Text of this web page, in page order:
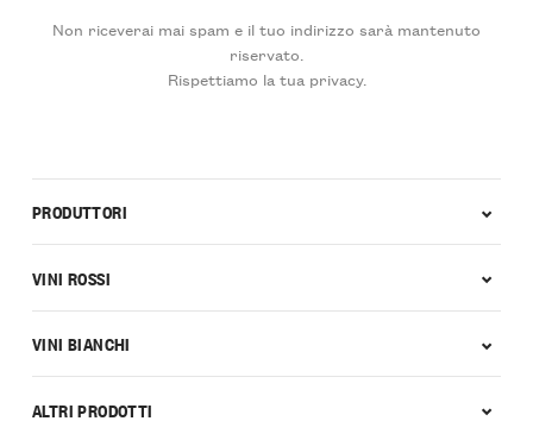
Non riceverai mai spam e il tuo indirizzo sarà mantenuto
riservato.
Rispettiamo la tua privacy.
PRODUTTORI
VINI ROSSI
VINI BIANCHI
ALTRI PRODOTTI